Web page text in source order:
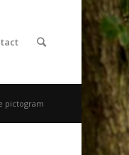
pictogram